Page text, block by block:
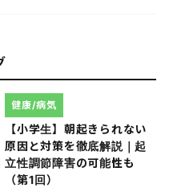
【小学生】朝起きられない
原因と対策を徹底解説｜起
立性調節障害の可能性も
（第1回）
健康/病気